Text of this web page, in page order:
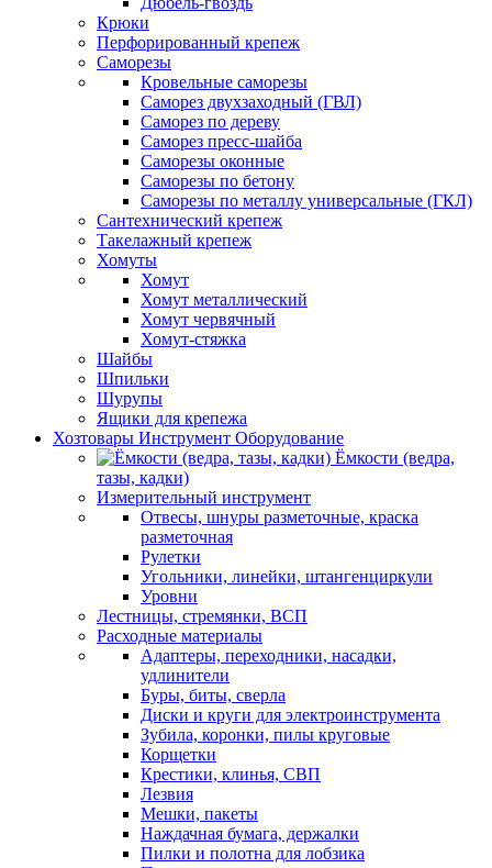
Крюки
Перфорированный крепеж
Саморезы
Кровельные саморезы
Саморез двухзаходный (ГВЛ)
Саморез по дереву
Саморез пресс-шайба
Саморезы оконные
Саморезы по бетону
Саморезы по металлу универсальные (ГКЛ)
Сантехнический крепеж
Такелажный крепеж
Хомуты
Хомут
Хомут металлический
Хомут червячный
Хомут-стяжка
Шайбы
Шпильки
Шурупы
Ящики для крепежа
Хозтовары Инструмент Оборудование
Ёмкости (ведра,
тазы, кадки)
Измерительный инструмент
Отвесы, шнуры разметочные, краска
разметочная
Рулетки
Угольники, линейки, штангенциркули
Уровни
Лестницы, стремянки, ВСП
Расходные материалы
Адаптеры, переходники, насадки,
удлинители
Буры, биты, сверла
Диски и круги для электроинструмента
Зубила, коронки, пилы круговые
Корщетки
Крестики, клинья, СВП
Лезвия
Мешки, пакеты
Наждачная бумага, держалки
Пилки и полотна для лобзика